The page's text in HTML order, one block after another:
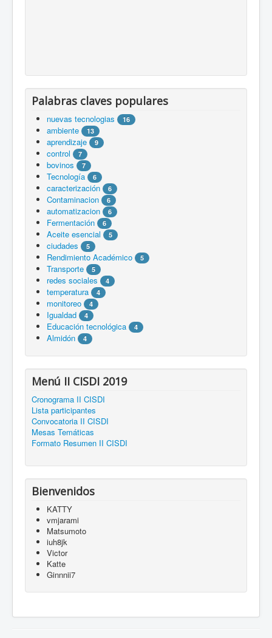
Palabras claves populares
nuevas tecnologias 16
ambiente 13
aprendizaje 9
control 7
bovinos 7
Tecnología 6
caracterización 6
Contaminacion 6
automatizacion 6
Fermentación 6
Aceite esencial 5
ciudades 5
Rendimiento Académico 5
Transporte 5
redes sociales 4
temperatura 4
monitoreo 4
Igualdad 4
Educación tecnológica 4
Almidón 4
Menú II CISDI 2019
Cronograma II CISDI
Lista participantes
Convocatoria II CISDI
Mesas Temáticas
Formato Resumen II CISDI
Bienvenidos
KATTY
vmjarami
Matsumoto
iuh8jk
Victor
Katte
Ginnnii7